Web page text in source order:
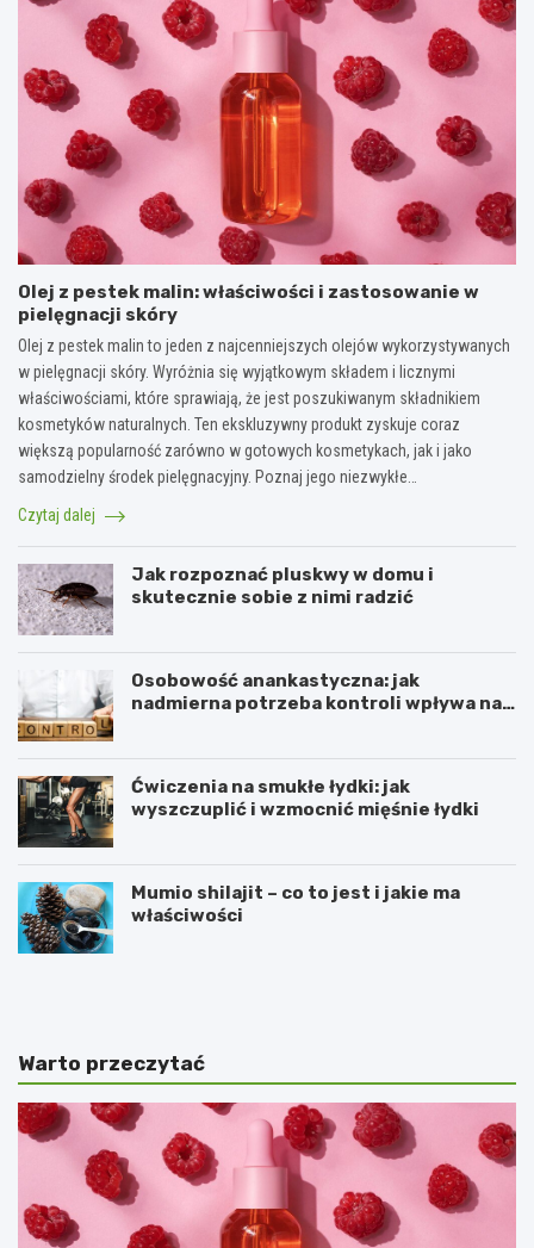
Olej z pestek malin: właściwości i zastosowanie w
pielęgnacji skóry
Olej z pestek malin to jeden z najcenniejszych olejów wykorzystywanych
w pielęgnacji skóry. Wyróżnia się wyjątkowym składem i licznymi
właściwościami, które sprawiają, że jest poszukiwanym składnikiem
kosmetyków naturalnych. Ten ekskluzywny produkt zyskuje coraz
większą popularność zarówno w gotowych kosmetykach, jak i jako
samodzielny środek pielęgnacyjny. Poznaj jego niezwykłe…
Czytaj dalej
Jak rozpoznać pluskwy w domu i
skutecznie sobie z nimi radzić
Osobowość anankastyczna: jak
nadmierna potrzeba kontroli wpływa na
Ćwiczenia na smukłe łydki: jak
wyszczuplić i wzmocnić mięśnie łydki
Mumio shilajit – co to jest i jakie ma
właściwości
D
e
g
o
b
P
l
e
k
ł
t
Warto przeczytać